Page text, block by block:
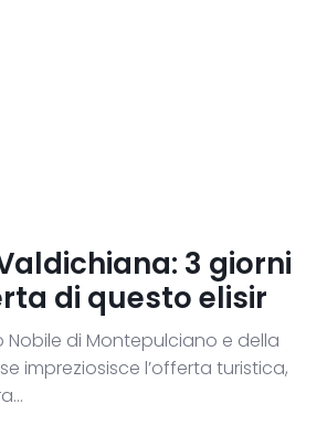
3 giorni
di questo elisir
Nobile di Montepulciano e della
impreziosisce l’offerta turistica,